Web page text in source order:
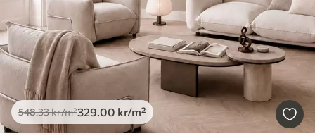
548.33kr/m²329.00 kr/m²